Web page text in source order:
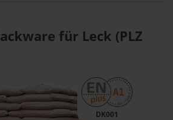
für Leck (PLZ
DK001